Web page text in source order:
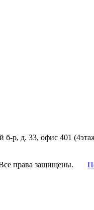
б-р, д. 33, офис 401
права защищены.